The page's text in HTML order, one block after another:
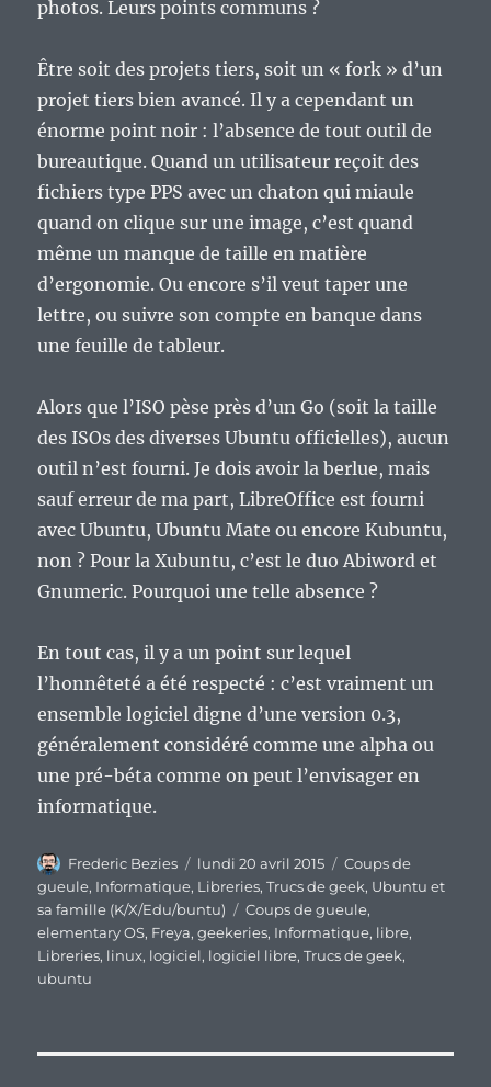
photos. Leurs points communs ?
Être soit des projets tiers, soit un « fork » d’un
projet tiers bien avancé. Il y a cependant un
énorme point noir : l’absence de tout outil de
bureautique. Quand un utilisateur reçoit des
fichiers type PPS avec un chaton qui miaule
quand on clique sur une image, c’est quand
même un manque de taille en matière
d’ergonomie. Ou encore s’il veut taper une
lettre, ou suivre son compte en banque dans
une feuille de tableur.
Alors que l’ISO pèse près d’un Go (soit la taille
des ISOs des diverses Ubuntu officielles), aucun
outil n’est fourni. Je dois avoir la berlue, mais
sauf erreur de ma part, LibreOffice est fourni
avec Ubuntu, Ubuntu Mate ou encore Kubuntu,
non ? Pour la Xubuntu, c’est le duo Abiword et
Gnumeric. Pourquoi une telle absence ?
En tout cas, il y a un point sur lequel
l’honnêteté a été respecté : c’est vraiment un
ensemble logiciel digne d’une version 0.3,
généralement considéré comme une alpha ou
une pré-béta comme on peut l’envisager en
informatique.
Auteur
Frederic Bezies
Publié
le
lundi 20 avril 2015 Catégories
Coups de
gueule, Informatique, Libreries,Trucs de geek, Ubuntu et
sa famille (K/X/Edu/buntu)
Étiquettes
Coups de gueule,
elementary OS, Freya,geekeries, Informatique, libre,
Libreries, linux, logiciel, logiciel libre,Trucs de geek,
ubuntu